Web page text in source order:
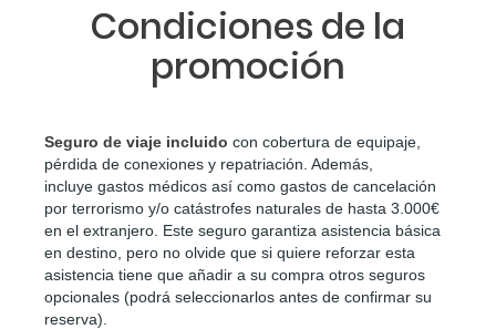
Condiciones de la
promoción
Seguro de viaje incluido con cobertura de equipaje,
pérdida de conexiones y repatriación. Además,
incluye gastos médicos así como gastos de cancelación
por terrorismo y/o catástrofes naturales de hasta 3.000€
en el extranjero. Este seguro garantiza asistencia básica
en destino, pero no olvide que si quiere reforzar esta
asistencia tiene que añadir a su compra otros seguros
opcionales (podrá seleccionarlos antes de confirmar su
reserva)